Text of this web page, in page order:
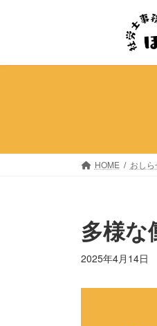
プ
動
HOME おし
多様な
2025年4月14日